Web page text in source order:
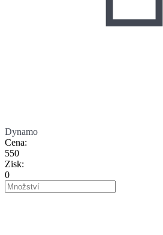
Dynamo
Cena:
550
Zisk:
0